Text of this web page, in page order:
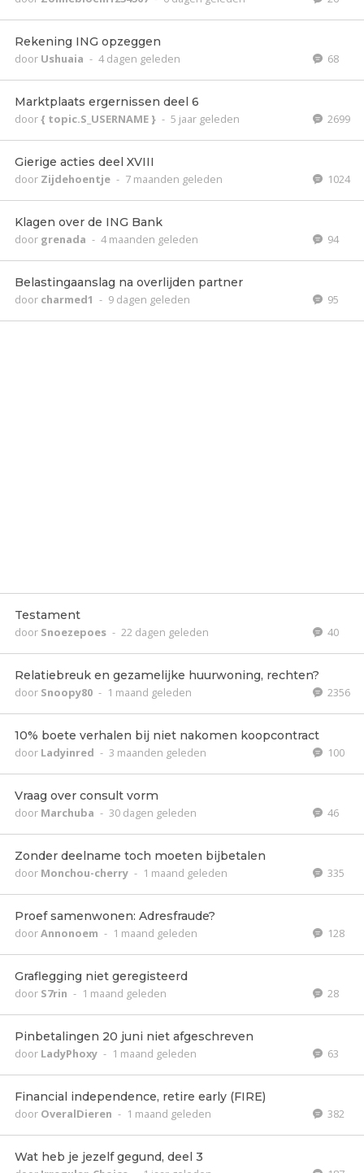
Rekening ING opzeggen
door Ushuaia - 4 dagen geleden 68
Marktplaats ergernissen deel 6
door{ topic.S_USERNAME } - 5 jaar geleden 2699
Gierige acties deel XVIII
door Zijdehoentje - 7 maanden geleden 1024
Klagen over de ING Bank
door grenada - 4 maanden geleden 94
Belastingaanslag na overlijden partner
door charmed1 - 9 dagen geleden 95
Testament
door Snoezepoes - 22 dagen geleden 40
Relatiebreuk en gezamelijke huurwoning, rechten?
door Snoopy80 - 1 maand geleden 2356
10% boete verhalen bij niet nakomen koopcontract
door Ladyinred - 3 maanden geleden 100
Vraag over consult vorm
door Marchuba - 30 dagen geleden 46
Zonder deelname toch moeten bijbetalen
door Monchou-cherry - 1 maand geleden 335
Proef samenwonen: Adresfraude?
doorAnnonoem - 1 maand geleden 128
Graflegging niet geregisteerd
door S7rin - 1 maand geleden 28
Pinbetalingen 20 juni niet afgeschreven
door LadyPhoxy - 1 maand geleden 63
Financial independence, retire early (FIRE)
door OveralDieren - 1 maand geleden 382
Wat heb je jezelf gegund, deel 3